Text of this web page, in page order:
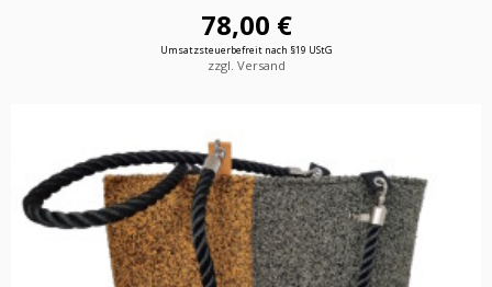
78,00 €
Umsatzsteuerbefreit nach §19 UStG
zzgl. Versand